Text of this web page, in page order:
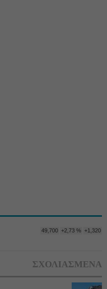
49,700 +2,73 % +1,320
ΣΧΟΛΙΑΣΜΕΝΑ